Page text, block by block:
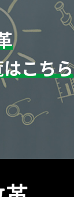
こちら